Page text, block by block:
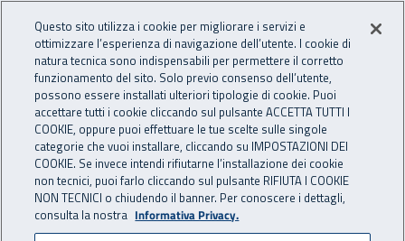
INAIL - Istituto Nazionale
Apri cerca
Navigazione principale
Navigazione - Ti trovi in:
Home Inail comunica News
27 luglio 2022
Questo sito utilizza i cookie per migliorare i servizi e
ottimizzare l’esperienza di navigazione dell’utente. I cookie di
natura tecnica sono indispensabili per permettere il corretto
funzionamento del sito. Solo previo consenso dell’utente,
possono essere installati ulteriori tipologie di cookie. Puoi
accettare tutti i cookie cliccando sul pulsante ACCETTA TUTTI I
COOKIE, oppure puoi effettuare le tue scelte sulle singole
categorie che vuoi installare, cliccando su IMPOSTAZIONI DEI
COOKIE. Se invece intendi rifiutarne l’installazione dei cookie
non tecnici, puoi farlo cliccando sul pulsante RIFIUTA I COOKIE
NON TECNICI o chiudendo il banner. Per conoscere i dettagli,
consulta la nostra Informativa Privacy.